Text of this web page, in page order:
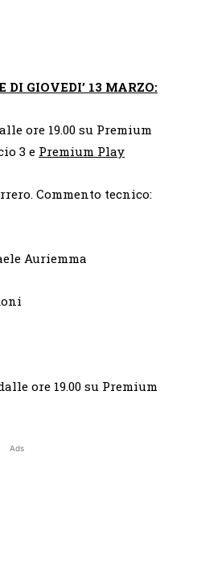
DI GIOVEDI’ 13 MARZO:
ore 19.00 su Premium
3 e Premium Play
Commento tecnico:
Auriemma
ore 19.00 su Premium
Ads